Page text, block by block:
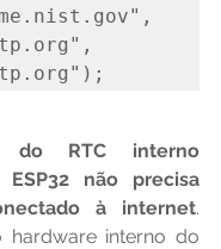
do RTC interno
não precisa
à internet.
hardware interno do